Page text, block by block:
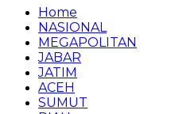
Home
NASIONAL
MEGAPOLITAN
JABAR
JATIM
ACEH
SUMUT